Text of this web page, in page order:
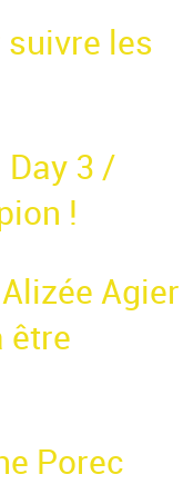
suivre les
Day 3 /
!
Agier
être
Porec